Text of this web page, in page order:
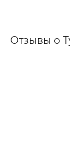
Отзывы о